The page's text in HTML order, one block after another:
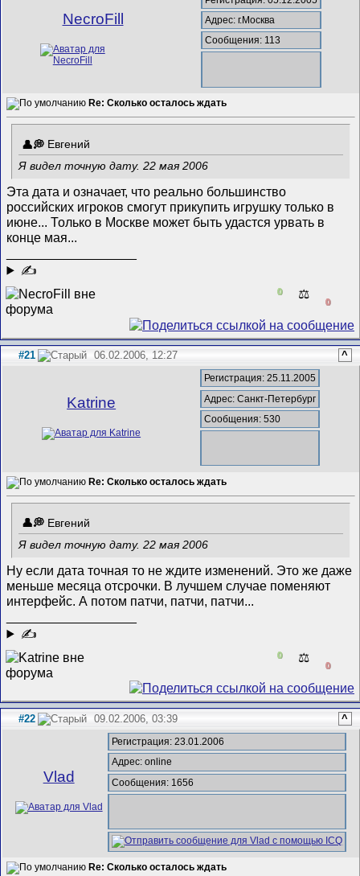
NecroFill
Адрес: г.Москва
Сообщения: 113
Re: Сколько осталось ждать
Евгений
Я видел точную дату. 22 мая 2006
Эта дата и означает, что реально большинство
российских игроков смогут прикупить игрушку только в
июне... Только в Москве может быть удастся урвать в
конце мая...
✍
0 ⚖️
0
#21 06.02.2006, 12:27 ^
Katrine
Регистрация: 25.11.2005
Адрес: Санкт-Петербург
Сообщения: 530
Re: Сколько осталось ждать
Евгений
Я видел точную дату. 22 мая 2006
Ну если дата точная то не ждите изменений. Это же даже
меньше месяца отсрочки. В лучшем случае поменяют
интерфейс. А потом патчи, патчи, патчи...
✍
0 ⚖️
0
#22 09.02.2006, 03:39 ^
Vlad
Регистрация: 23.01.2006
Адрес: online
Сообщения: 1656
Re: Сколько осталось ждать